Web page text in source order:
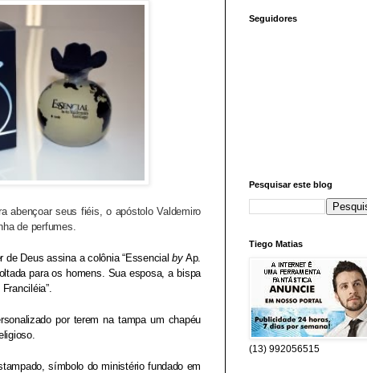
abençoar seus fiéis, o apóstolo Valdemiro
de perfumes.
de Deus assina a colônia “EssencialbyAp.
para os homens. Sua esposa, a bispa
Franciléia”.
por terem na tampa um chapéu
símbolo do ministério fundado em
Seguidores
Pesquisar este blog
Tiego Matias
(13) 992056515